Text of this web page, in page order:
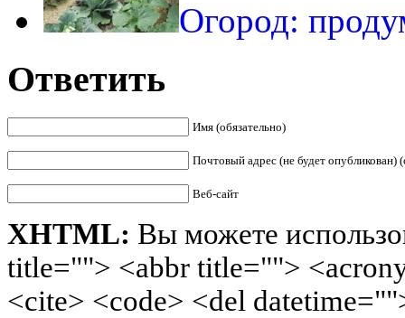
Огород:
Ответить
Имя (обязательно)
Почтовый адрес (не будет опубликован)
Веб-сайт
XHTML: Вы можете
title=""> <abbr title="">
<cite> <code> <del